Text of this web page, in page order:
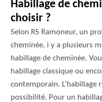
Habillage de
choisir ?
Selon RS Ramoneur, un
cheminée, i y a plusieurs
habillage de cheminée.
habillage classique ou
contemporain. L’habillage
possibilité. Pour un